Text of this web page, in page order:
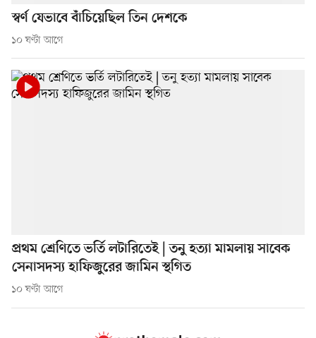
স্বর্ণ যেভাবে বাঁচিয়েছিল তিন দেশকে
১০ ঘণ্টা আগে
প্রথম শ্রেণিতে ভর্তি লটারিতেই | তনু হত্যা মামলায় সাবেক
সেনাসদস্য হাফিজুরের জামিন স্থগিত
১০ ঘণ্টা আগে